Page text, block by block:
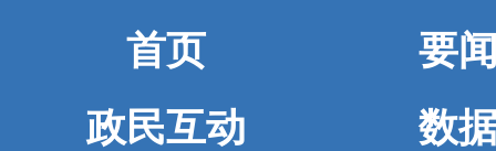
首页
要
政民互动
数